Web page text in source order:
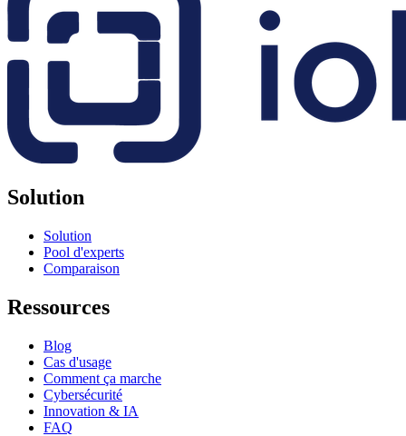
Solution
Solution
Pool d'experts
Comparaison
Ressources
Blog
Cas d'usage
Comment ça marche
Cybersécurité
Innovation & IA
FAQ